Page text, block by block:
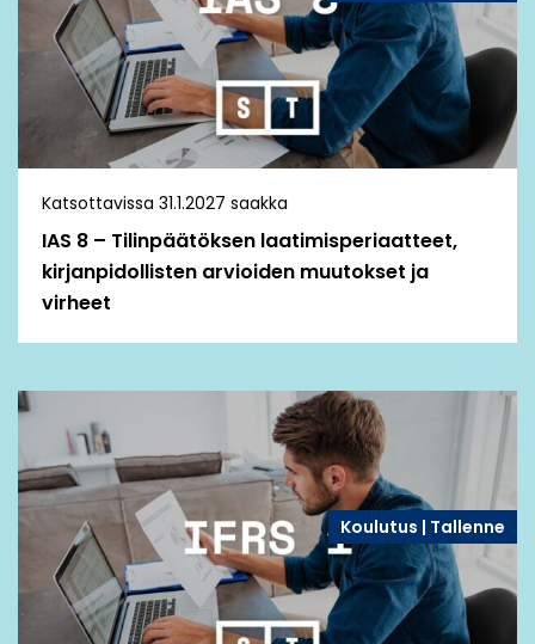
Katsottavissa 31.1.2027 saakka
IAS 8 – Tilinpäätöksen laatimisperiaatteet,
kirjanpidollisten arvioiden muutokset ja
virheet
Koulutus | Tallenne